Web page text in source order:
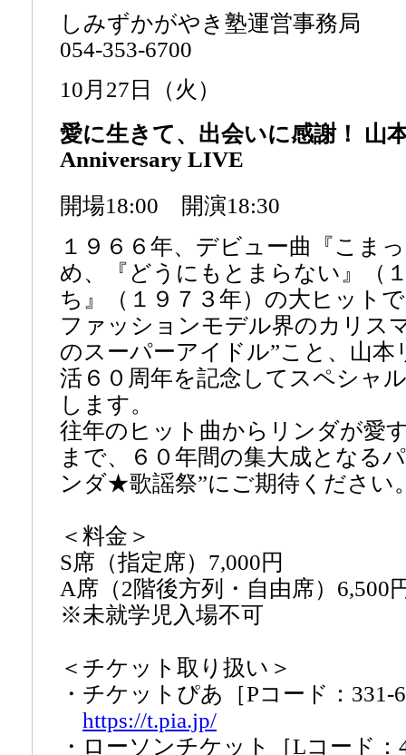
しみずかがやき塾運営事務局
054-353-6700
10月27日（火）
愛に生きて、出会いに感謝！
Anniversary LIVE
開場18:00 開演18:30
１９６６年、デビュー曲『こま
め、『どうにもとまらない』（
ち』（１９７３年）の大ヒット
ファッションモデル界のカリス
のスーパーアイドル”こと、山本
活６０周年を記念してスペシャ
します。
往年のヒット曲からリンダが愛
まで、６０年間の集大成となる
ンダ★歌謡祭”にご期待ください
＜料金＞
S席（指定席）7,000円
A席（2階後方列・自由席）6,500
※未就学児入場不可
＜チケット取り扱い＞
・チケットぴあ［Pコード：331-
https://t.pia.jp/
・ローソンチケット［Lコード：